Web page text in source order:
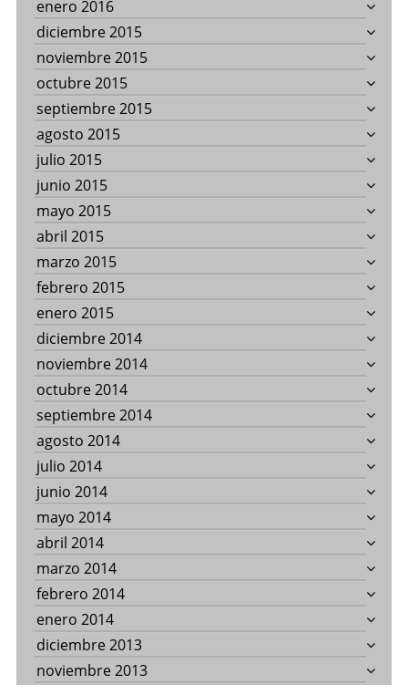
enero 2016
diciembre 2015
noviembre 2015
octubre 2015
septiembre 2015
agosto 2015
julio 2015
junio 2015
mayo 2015
abril 2015
marzo 2015
febrero 2015
enero 2015
diciembre 2014
noviembre 2014
octubre 2014
septiembre 2014
agosto 2014
julio 2014
junio 2014
mayo 2014
abril 2014
marzo 2014
febrero 2014
enero 2014
diciembre 2013
noviembre 2013